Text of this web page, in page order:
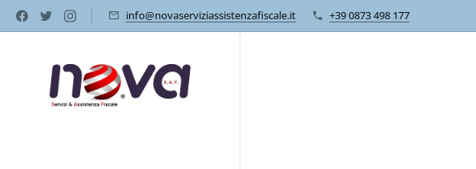
info@novaserviziassistenzafiscale.it +39 0873 498 177